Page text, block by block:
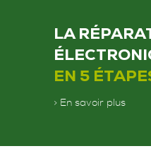
LA
EN 5
> En savoir plus